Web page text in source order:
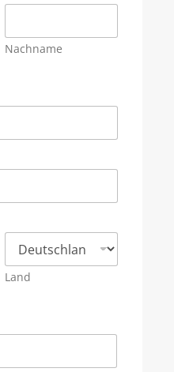
Nachname
Land